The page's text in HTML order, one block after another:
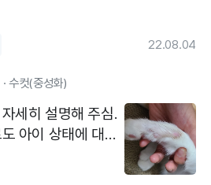
지 믿고 다닐수 있
22.08.04
수컷(중성화)
세히 설명해 주심.
아이 상태에 대해
고, 피부질환의 확